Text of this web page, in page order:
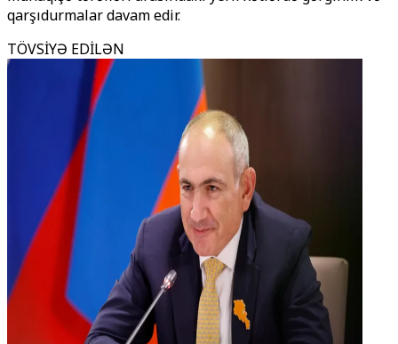
qarşıdurmalar davam edir.
TÖVSİYƏ EDİLƏN